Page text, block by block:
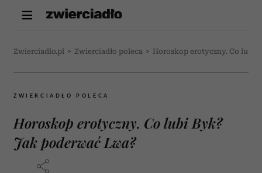
Zwierciadlo.pl > Zwierciadło poleca > Horoskop erotyczny. Co lubi
ZWIERCIADŁO POLECA
Horoskop erotyczny. Co lubi Byk?
Jak poderwać Lwa?